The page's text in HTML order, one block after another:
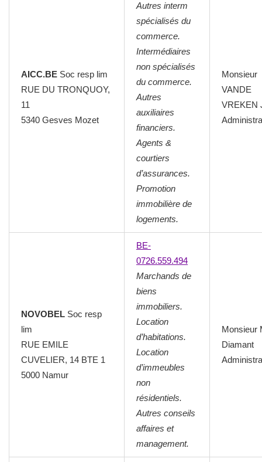
AICC.BE Soc resp lim
RUE DU TRONQUOY,
11
5340 Gesves Mozet
Autres interm
spécialisés du
commerce.
Intermédiaires
non spécialisés
du commerce.
Autres
auxiliaires
financiers.
Agents &
courtiers
d’assurances.
Promotion
immobilière de
logements.
Monsieur
VANDE
VREKEN
NOVOBEL Soc resp
lim
RUE EMILE
CUVELIER, 14 BTE 1
5000 Namur
BE-
0726.559.494
Marchands de
biens
immobiliers.
Location
d’habitations.
Location
d’immeubles
non
résidentiels.
Autres conseils
affaires et
management.
Monsieur
Diamant